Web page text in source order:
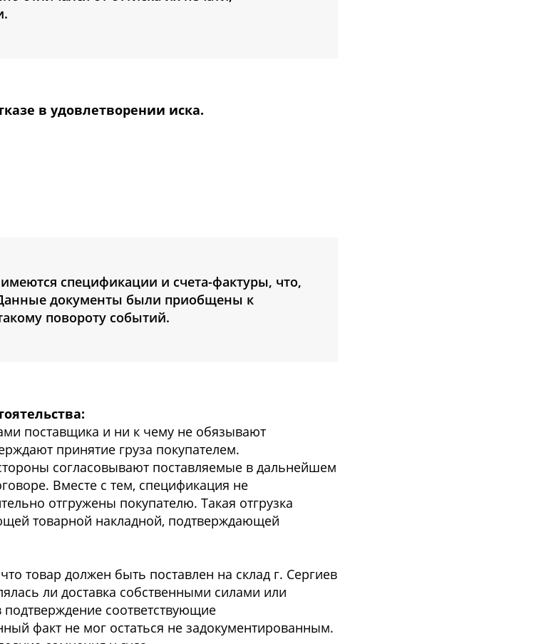
в удовлетворении иска.
спецификации и счета-фактуры, что,
документы были приобщены к
повороту событий.
поставщика и ни к чему не обязывают
принятие груза покупателем.
согласовывают поставляемые в дальнейшем
Вместе с тем, спецификация не
отгружены покупателю. Такая отгрузка
товарной накладной, подтверждающей
товар должен быть поставлен на склад г. Сергиев
ли доставка собственными силами или
соответствующие
факт не мог остаться не задокументированным.